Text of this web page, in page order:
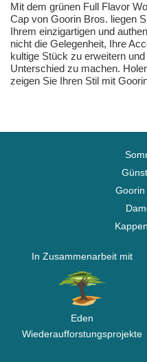
Mit dem grünen Full Flavor
Cap von Goorin Bros. liegen
Ihrem einzigartigen und
nicht die Gelegenheit, Ihre
kultige Stück zu erweitern
Unterschied zu machen.
zeigen Sie Ihren Stil mit
Goorin
In Zusammenarbeit mit
Eden
Wiederaufforstungsprojekte